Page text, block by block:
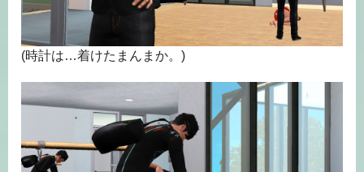
(時計は…着けたまんまか。)